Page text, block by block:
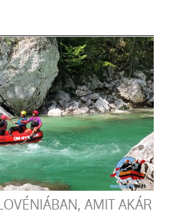
AMIT AKÁR